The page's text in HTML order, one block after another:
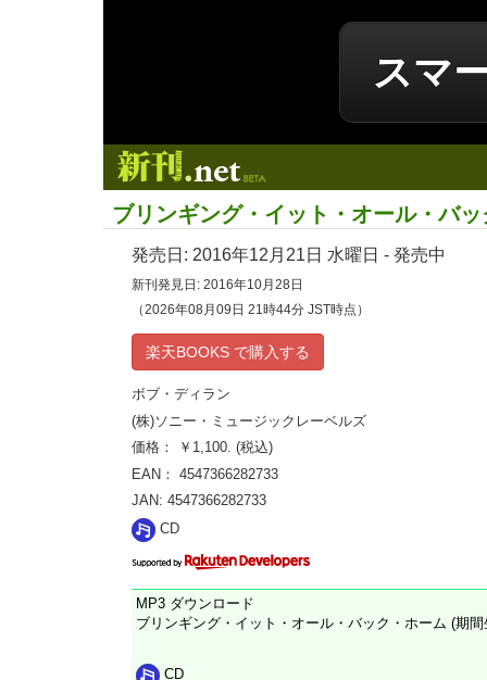
スマ
ブリンギング・イット・オール・バ
発売日: 2016年12月21日 水曜日 - 発売中
新刊発見日: 2016年10月28日
（2026年08月09日 21時44分 JST時点）
楽天BOOKS で購入する
ボブ・ディラン
(株)ソニー・ミュージックレーベルズ
価格： ￥1,100. (税込)
EAN： 4547366282733
JAN: 4547366282733
CD
MP3 ダウンロード
ブリンギング・イット・オール・バック・ホーム (期
CD